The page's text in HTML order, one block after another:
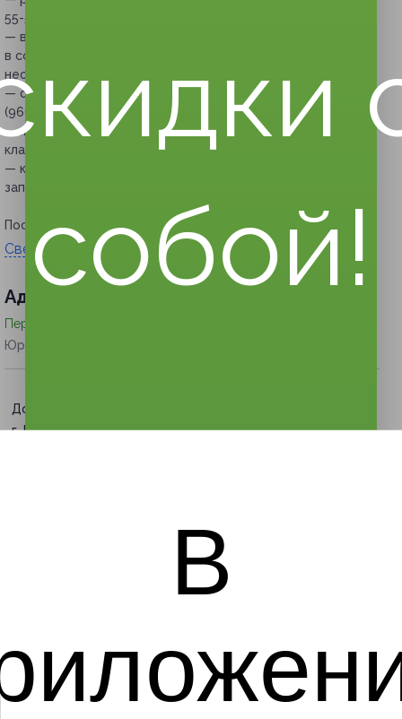
55-57;
— в акции могут участвовать дети в возрасте от 10 лет
в сопровождении взрослых (в таком случае купон
необходимо приобретать на каждого человека);
— обязательна предварительная запись по телефону +7
(966) 167-55-57;
— желательно приходить за 15 минут до начала мастер-
класса (для регистрации);
— клиент обязан сообщить об отмене или переносе
записи не менее чем за 12 часов.
Посмотреть группу « ВКонтакте
Свернуть
Адресa
Перейти на сайт партнера
Юридическая информация о партнёре
Достоевская
г. Москва, Октябрьская ул.,
собой!
В